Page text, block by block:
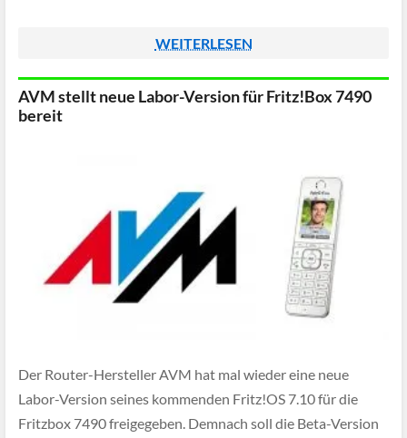
WEITERLESEN
AVM stellt neue Labor-Version für Fritz!Box 7490
bereit
Der Router-Hersteller AVM hat mal wieder eine neue
Labor-Version seines kommenden Fritz!OS 7.10 für die
Fritzbox 7490 freigegeben. Demnach soll die Beta-Version